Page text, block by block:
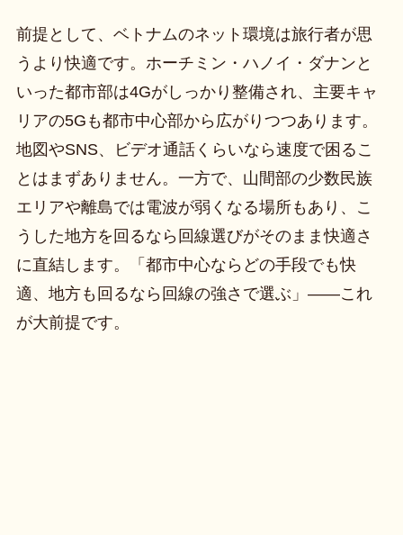
前提として、ベトナムのネット環境は旅行者が思
うより快適です。ホーチミン・ハノイ・ダナンと
いった都市部は4Gがしっかり整備され、主要キャ
リアの5Gも都市中心部から広がりつつあります。
地図やSNS、ビデオ通話くらいなら速度で困るこ
とはまずありません。一方で、山間部の少数民族
エリアや離島では電波が弱くなる場所もあり、こ
うした地方を回るなら回線選びがそのまま快適さ
に直結します。「都市中心ならどの手段でも快
適、地方も回るなら回線の強さで選ぶ」——これ
が大前提です。